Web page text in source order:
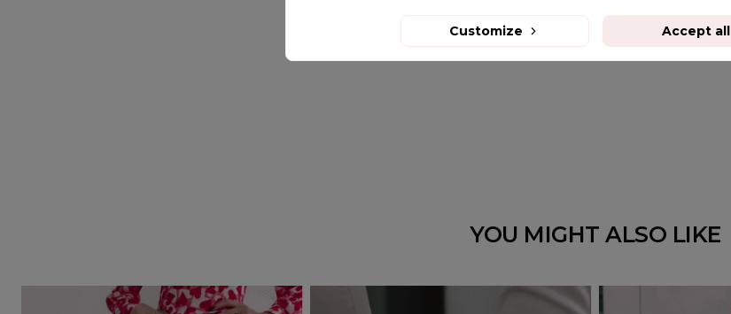
YOU MIGHT ALSO LIKE
Customize Accept all